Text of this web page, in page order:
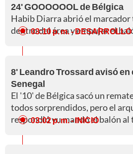
24' GOOOOOOL de Bélgica
Habib Diarra abrió el marcador
dentro del área y empujar el
03:10 p. m. - DESARROLLO
8' Leandro Trossard avisó en
Senegal
El '10' de Bélgica sacó un
todos sorprendidos, pero el
respondió yu mandó el balón al
03:02 p. m.- INICIO